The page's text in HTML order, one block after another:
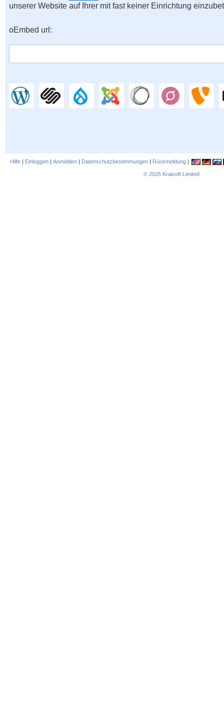
unserer Website auf Ihrer mit fast keiner Einrichtung
oEmbed url:
Hilfe | Einloggen | Anmelden | Datenschutzbestimmungen | Rückmeldung |
© 2026 Kraisoft Limited